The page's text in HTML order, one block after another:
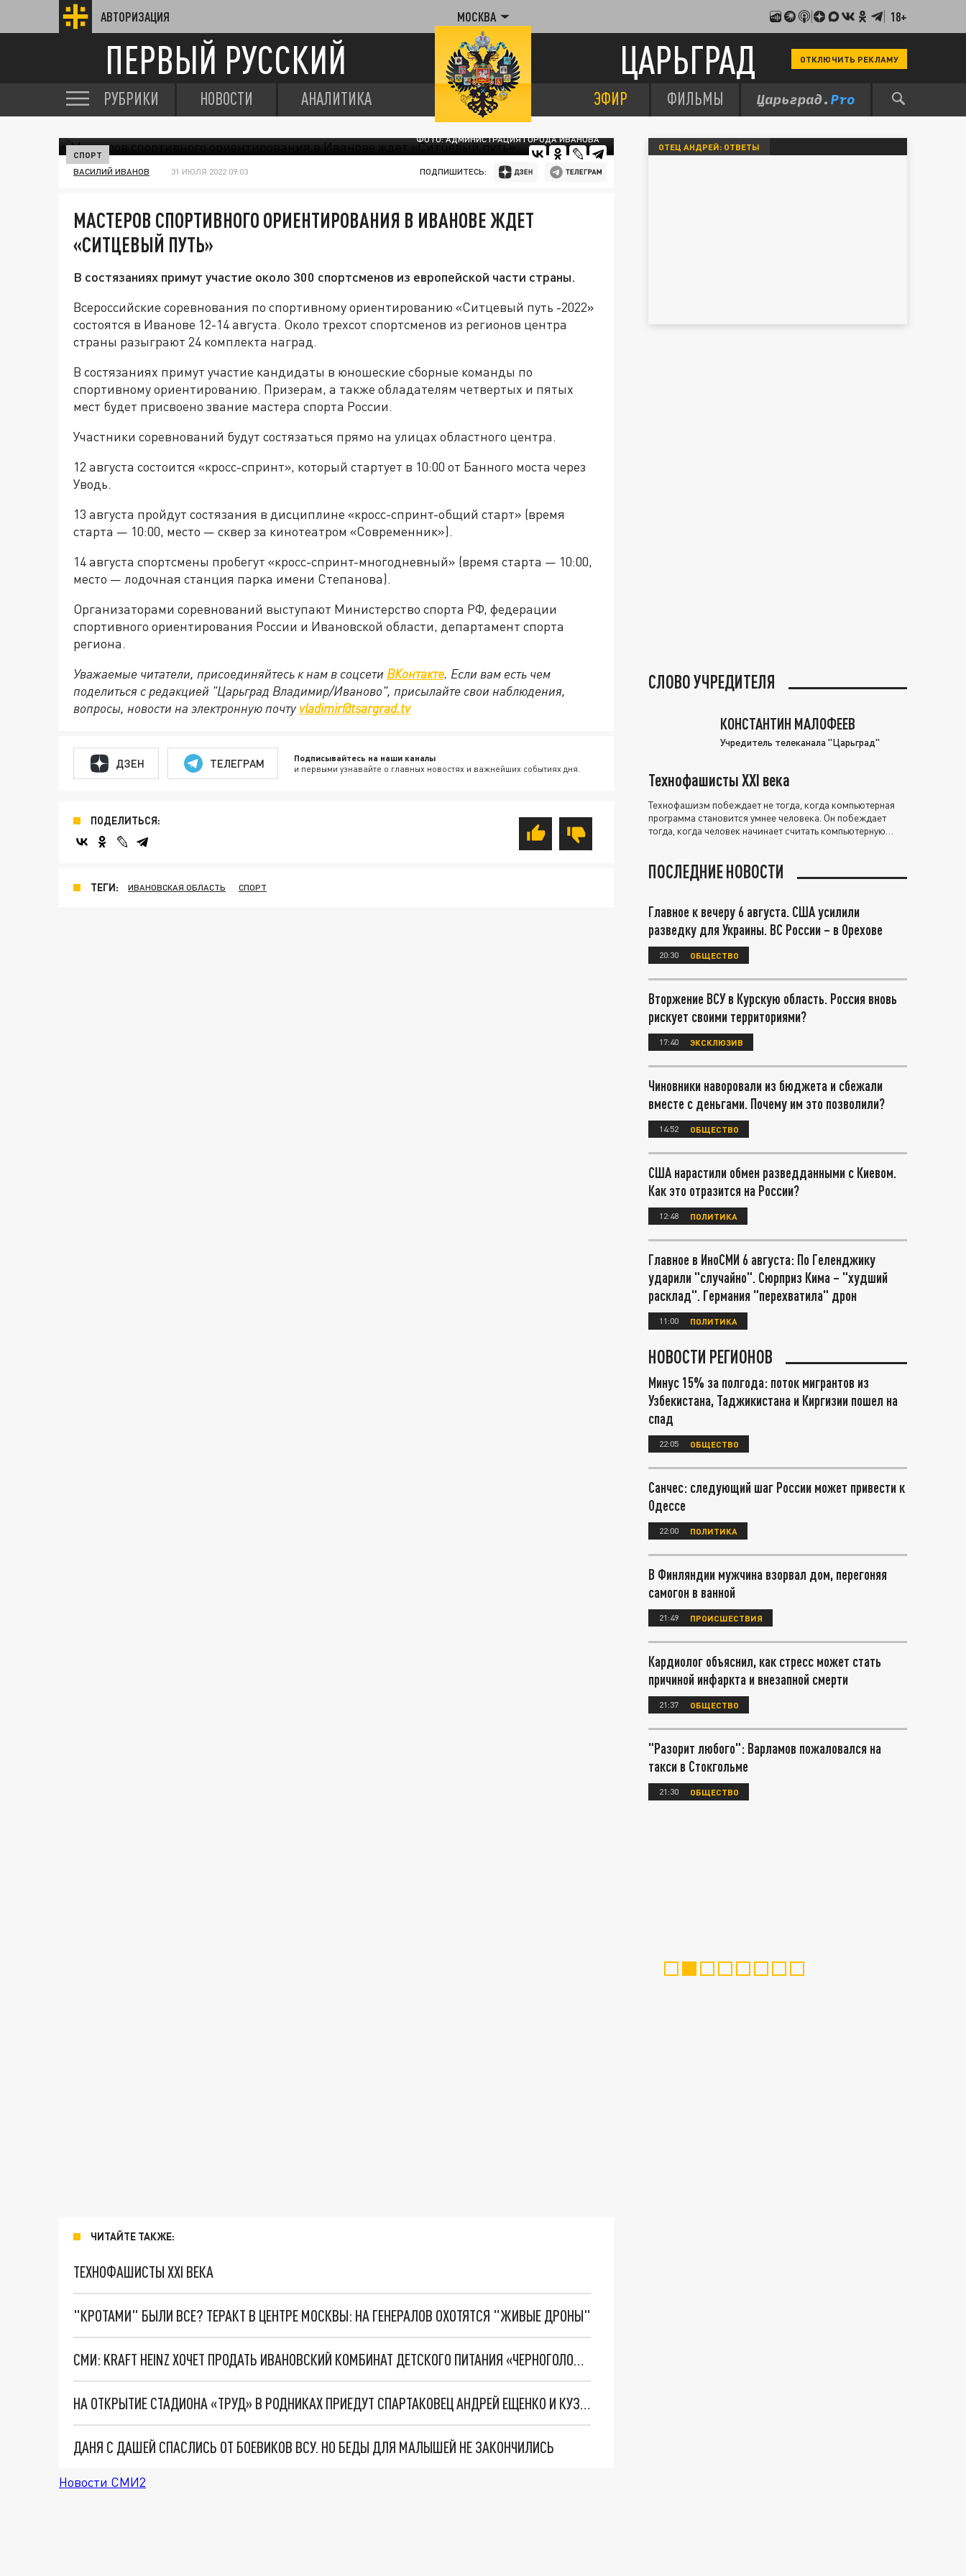
АВТОРИЗАЦИЯ МОСКВА 18+
ПЕРВЫЙ РУССКИЙ ЦАРЬГРАД ОТКЛЮЧИТЬ РЕКЛАМУ
РУБРИКИ НОВОСТИ АНАЛИТИКА ЭФИР ФИЛЬМЫ
ФОТО: АДМИНИСТРАЦИЯ ГОРОДА ИВАНОВА
СПОРТ
ВАСИЛИЙ ИВАНОВ 31 ИЮЛЯ 2022 09:03 ПОДПИШИТЕСЬ:
МАСТЕРОВ СПОРТИВНОГО ОРИЕНТИРОВАНИЯ В ИВАНОВЕ ЖДЕТ
«СИТЦЕВЫЙ ПУТЬ»
В состязаниях примут участие около 300 спортсменов из европейской части страны.
Всероссийские соревнования по спортивному ориентированию «Ситцевый путь -2022»
состоятся в Иванове 12-14 августа. Около трехсот спортсменов из регионов центра
страны разыграют 24 комплекта наград.
В состязаниях примут участие кандидаты в юношеские сборные команды по
спортивному ориентированию. Призерам, а также обладателям четвертых и пятых
мест будет присвоено звание мастера спорта России.
Участники соревнований будут состязаться прямо на улицах областного центра.
12 августа состоится «кросс-спринт», который стартует в 10:00 от Банного моста через
Уводь.
13 августа пройдут состязания в дисциплине «кросс-спринт-общий старт» (время
старта — 10:00, место — сквер за кинотеатром «Современник»).
14 августа спортсмены пробегут «кросс-спринт-многодневный» (время старта — 10:00,
место — лодочная станция парка имени Степанова).
Организаторами соревнований выступают Министерство спорта РФ, федерации
спортивного ориентирования России и Ивановской области, департамент спорта
региона.
Уважаемые читатели, присоединяйтесь к нам в соцсети ВКонтакте. Если вам есть чем
поделиться с редакцией "Царьград Владимир/Иваново", присылайте свои наблюдения,
вопросы, новости на электронную почту vladimir@tsargrad.tv
ДЗЕН ТЕЛЕГРАМ Подписывайтесь на наши каналы
и первыми узнавайте о главных новостях и важнейших событиях дня.
ПОДЕЛИТЬСЯ:
ТЕГИ: ИВАНОВСКАЯ ОБЛАСТЬ СПОРТ
ЧИТАЙТЕ ТАКЖЕ:
ТЕХНОФАШИСТЫ XXI ВЕКА
"КРОТАМИ" БЫЛИ ВСЕ? ТЕРАКТ В ЦЕНТРЕ МОСКВЫ: НА ГЕНЕРАЛОВ ОХОТЯТСЯ "ЖИВЫЕ ДРОНЫ"
СМИ: KRAFT HEINZ ХОЧЕТ ПРОДАТЬ ИВАНОВСКИЙ КОМБИНАТ ДЕТСКОГО ПИТАНИЯ «ЧЕРНОГОЛОВКЕ»
НА ОТКРЫТИЕ СТАДИОНА «ТРУД» В РОДНИКАХ ПРИЕДУТ СПАРТАКОВЕЦ АНДРЕЙ ЕЩЕНКО И КУЗЯ ИЗ «УНИВЕРА»
ДАНЯ С ДАШЕЙ СПАСЛИСЬ ОТ БОЕВИКОВ ВСУ. НО БЕДЫ ДЛЯ МАЛЫШЕЙ НЕ ЗАКОНЧИЛИСЬ
Новости СМИ2
ОТЕЦ АНДРЕЙ: ОТВЕТЫ
СЛОВО УЧРЕДИТЕЛЯ
КОНСТАНТИН МАЛОФЕЕВ
Учредитель телеканала "Царьград"
Технофашисты XXI века
Технофашизм побеждает не тогда, когда компьютерная
программа становится умнее человека. Он побеждает
тогда, когда человек начинает считать компьютерную
ПОСЛЕДНИЕ НОВОСТИ
Главное к вечеру 6 августа. США усилили
разведку для Украины. ВС России – в Орехове
20:30 ОБЩЕСТВО
Вторжение ВСУ в Курскую область. Россия вновь
рискует своими территориями?
17:40 ЭКСКЛЮЗИВ
Чиновники наворовали из бюджета и сбежали
вместе с деньгами. Почему им это позволили?
14:52 ОБЩЕСТВО
США нарастили обмен разведданными с Киевом.
Как это отразится на России?
12:48 ПОЛИТИКА
Главное в ИноСМИ 6 августа: По Геленджику
ударили "случайно". Сюрприз Кима – "худший
расклад". Германия "перехватила" дрон
11:00 ПОЛИТИКА
НОВОСТИ РЕГИОНОВ
Минус 15% за полгода: поток мигрантов из
Узбекистана, Таджикистана и Киргизии пошел на
спад
22:05 ОБЩЕСТВО
Санчес: следующий шаг России может привести к
Одессе
22:00 ПОЛИТИКА
В Финляндии мужчина взорвал дом, перегоняя
самогон в ванной
21:49 ПРОИСШЕСТВИЯ
Кардиолог объяснил, как стресс может стать
причиной инфаркта и внезапной смерти
21:37 ОБЩЕСТВО
"Разорит любого": Варламов пожаловался на
такси в Стокгольме
21:30 ОБЩЕСТВО